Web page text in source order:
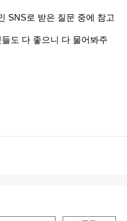
SNS로 받은 질문 중에 참고
도 다 좋으니 다 물어봐주